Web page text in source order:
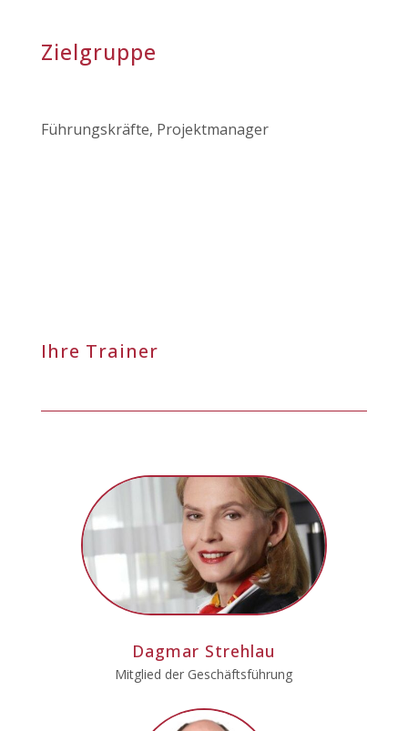
Zielgruppe
Führungskräfte, Projektmanager
Ihre Trainer
Dagmar Strehlau
Mitglied der Geschäftsführung